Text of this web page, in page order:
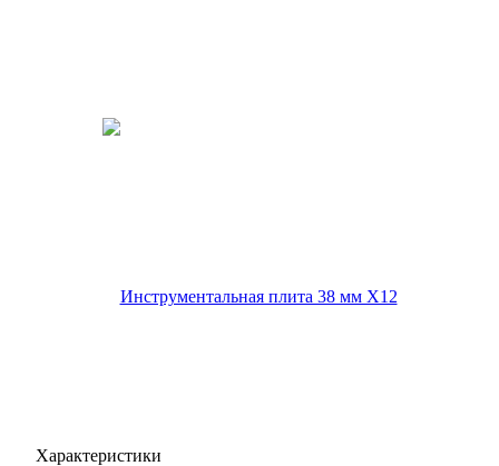
Характеристики